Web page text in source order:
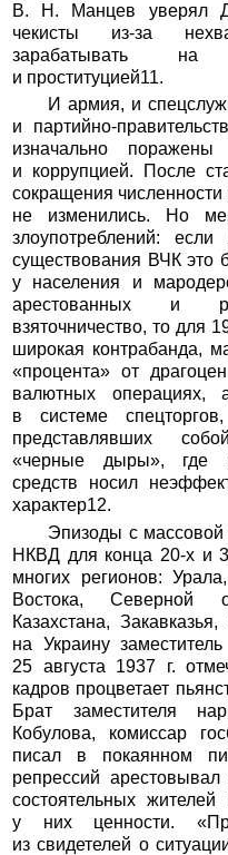
В. Н. Манцев уверял
чекисты из-за
зарабатывать на
и проституцией11.
И армия, и
и партийно-
изначально поражены
и коррупцией. После
сокращения
не изменились. Но
злоупотреблений:
существования ВЧК это
у населения и
арестованных и
взяточничество, то для
широкая контрабанда,
«процента» от
валютных операциях,
в системе
представлявших
«черные дыры», где
средств носил
характер12.
Эпизоды с
НКВД для конца 20-х и
многих регионов:
Востока, Северной
Казахстана,
на Украину
25 августа 1937 г.
кадров процветает
Брат заместителя
Кобулова, комиссар
писал в покаянном
репрессий арестовывал
состоятельных
у них ценности.
из свидетелей о